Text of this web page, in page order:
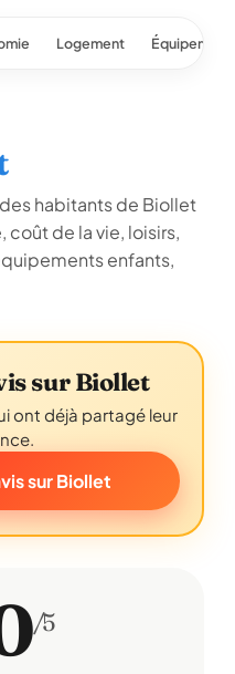
Logement
habitants de Biollet
coût de la vie, loisirs,
enfants,
sur Biollet
ont déjà partagé leur
sur Biollet
/5